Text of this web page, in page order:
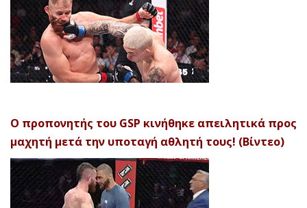
Ο προπονητής του GSP κινήθηκε απειλητικά προς
μαχητή μετά την υποταγή αθλητή τους! (Βίντεο)